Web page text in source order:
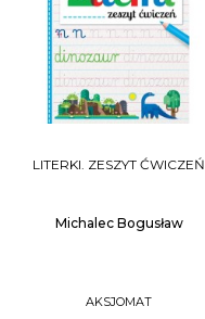
LITERKI. ZESZYT ĆWICZEŃ
Michalec Bogusław
AKSJOMAT